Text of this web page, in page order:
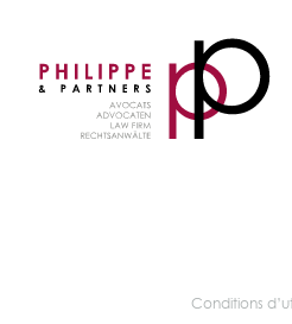
Conditions